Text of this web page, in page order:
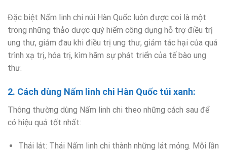
Đặc biệt Nấm linh chi núi Hàn Quốc luôn được coi là một
trong những thảo dược quý hiếm công dụng hỗ trợ điều trị
ung thư, giảm đau khi điều trị ung thư, giảm tác hại của quá
trình xạ trị, hóa trị, kìm hãm sự phát triển của tế bào ung
thư.
2. Cách dùng Nấm linh chi Hàn Quốc túi xanh:
Thông thường dùng Nấm linh chi theo những cách sau để
có hiệu quả tốt nhất:
Thái lát: Thái Nấm linh chi thành những lát mỏng. Mỗi lần